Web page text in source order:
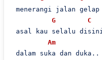
menerangi jalan
G
C
asal kau selalu disini
Am
dalam suka dan duka..